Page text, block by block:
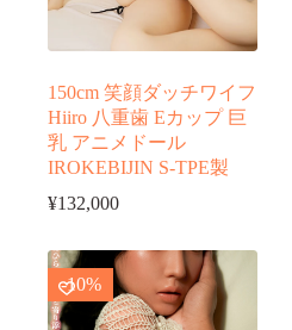
150cm 笑顔ダッチワイフ
Hiiro 八重歯 Eカップ 巨
乳 アニメドール
IROKEBIJIN S-TPE製
¥132,000
-10%